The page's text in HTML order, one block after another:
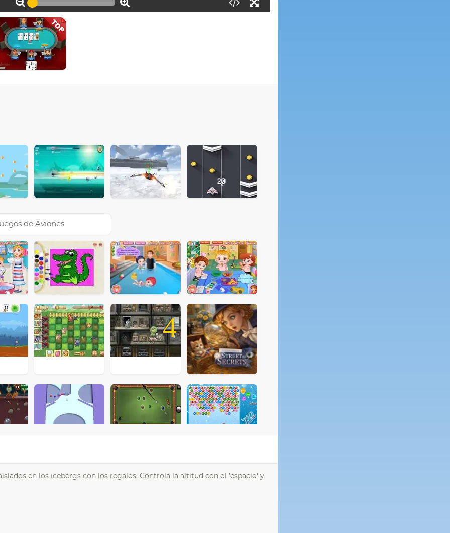
de Aviones
4
en los icebergs con los regalos. Controla la altitud con el 'espacio' y